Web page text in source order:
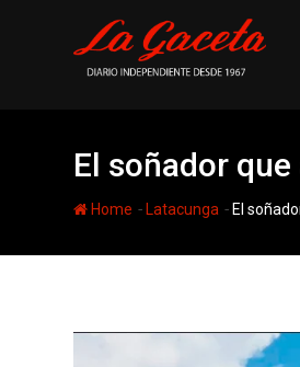
El soñador
Home - Latacunga - El